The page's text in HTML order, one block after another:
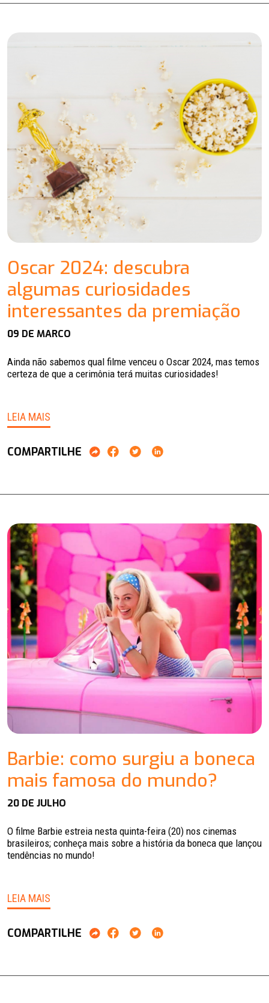
Oscar 2024: descubra
algumas curiosidades
interessantes da premiação
09 DE MARCO
Ainda não sabemos qual filme venceu o Oscar 2024, mas temos
certeza de que a cerimônia terá muitas curiosidades!
LEIA MAIS
COMPARTILHE
Barbie: como surgiu a boneca
mais famosa do mundo?
20 DE JULHO
O filme Barbie estreia nesta quinta-feira (20) nos cinemas
brasileiros; conheça mais sobre a história da boneca que lançou
tendências no mundo!
LEIA MAIS
COMPARTILHE